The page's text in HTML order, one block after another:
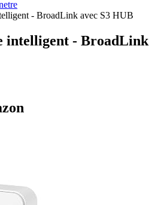
- BroadLink avec S3 HUB
intelligent - BroadLink